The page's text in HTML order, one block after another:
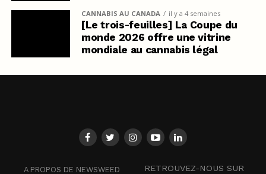
CANNABIS AU CANADA il y a 4 semaines
[Le trois-feuilles] La Coupe du
monde 2026 offre une vitrine
mondiale au cannabis légal
A PROPOS DE NEWSWEED
RETROUVEZ-NOUS SUR